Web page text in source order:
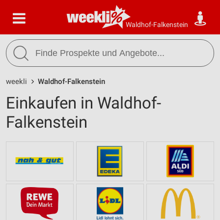
Waldhof-Falkenstein
weekli Waldhof-Falkenstein
Einkaufen in Waldhof-
Falkenstein